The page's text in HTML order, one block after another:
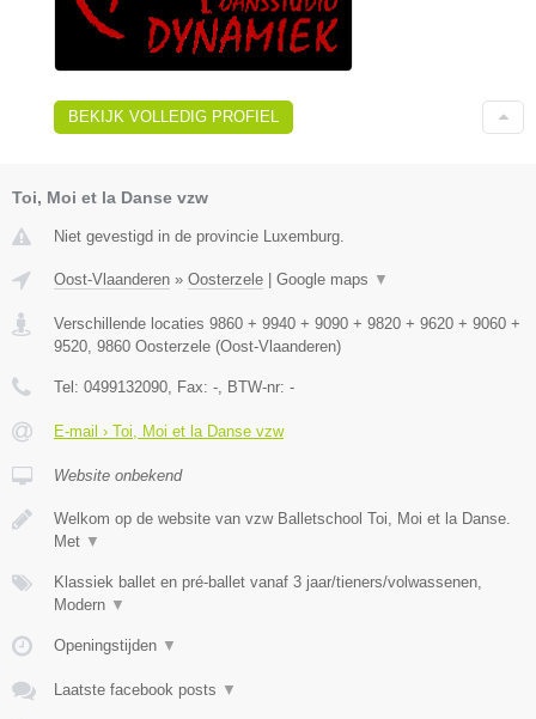
BEKIJK VOLLEDIG PROFIEL
Toi, Moi et la Danse vzw
Niet gevestigd in de provincie Luxemburg.
Oost-Vlaanderen » Oosterzele Google maps ▼
Verschillende locaties 9860 + 9940 + 9090 + 9820 + 9620 + 9060 +
9520 9860 Oosterzele (Oost-Vlaanderen)
Tel: 0499132090 , Fax: - , BTW-nr: -
E-mail › Toi, Moi et la Danse vzw
Website onbekend
Welkom op de website van vzw Balletschool Toi, Moi et la Danse.
Met ▼
Klassiek ballet en pré-ballet vanaf 3 jaar/tieners/volwassenen,
Modern ▼
Openingstijden ▼
Laatste facebook posts ▼